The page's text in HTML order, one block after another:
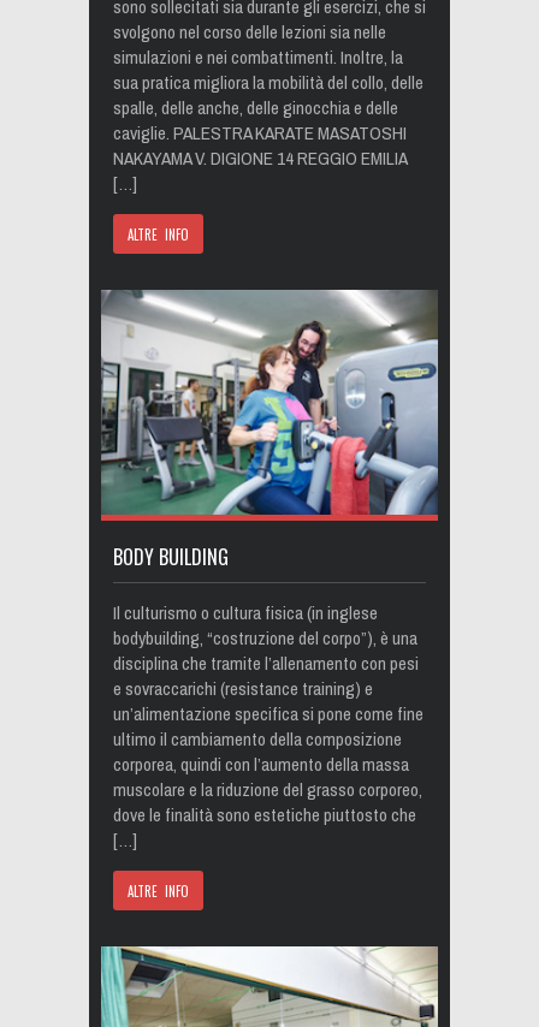
sono sollecitati sia durante gli esercizi, che si
svolgono nel corso delle lezioni sia nelle
simulazioni e nei combattimenti. Inoltre, la
sua pratica migliora la mobilità del collo, delle
spalle, delle anche, delle ginocchia e delle
caviglie. PALESTRA KARATE MASATOSHI
NAKAYAMA V. DIGIONE 14 REGGIO EMILIA
[…]
ALTRE INFO
BODY BUILDING
Il culturismo o cultura fisica (in inglese
bodybuilding, “costruzione del corpo”), è una
disciplina che tramite l’allenamento con pesi
e sovraccarichi (resistance training) e
un’alimentazione specifica si pone come fine
ultimo il cambiamento della composizione
corporea, quindi con l’aumento della massa
muscolare e la riduzione del grasso corporeo,
dove le finalità sono estetiche piuttosto che
[…]
ALTRE INFO